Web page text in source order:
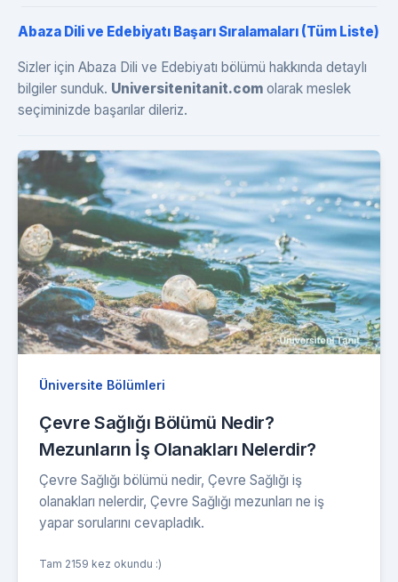
Abaza Dili ve Edebiyatı Başarı Sıralamaları (Tüm Liste)
Sizler için Abaza Dili ve Edebiyatı bölümü hakkında detaylı
bilgiler sunduk. Universitenitanit.com olarak meslek
seçiminizde başarılar dileriz.
Üniversite Bölümleri
Çevre Sağlığı Bölümü Nedir?
Mezunların İş Olanakları Nelerdir?
Çevre Sağlığı bölümü nedir, Çevre Sağlığı iş
olanakları nelerdir, Çevre Sağlığı mezunları ne iş
yapar sorularını cevapladık.
Tam 2159 kez okundu :)